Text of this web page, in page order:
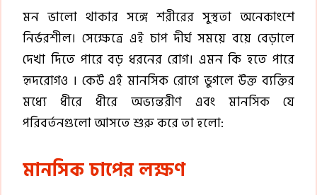
মন ভালো থাকার সঙ্গে শরীরের সুস্থতা অনেকাংশে
নির্ভরশীল। সেক্ষেত্রে এই চাপ দীর্ঘ সময়ে বয়ে বেড়ালে
দেখা দিতে পারে বড় ধরনের রোগ। এমন কি হতে পারে
হৃদরোগও । কেউ এই মানসিক রোগে ভুগলে উক্ত ব্যক্তির
মধ্যে ধীরে ধীরে অভ্যন্তরীণ এবং মানসিক যে
পরিবর্তনগুলো আসতে শুরু করে তা হলো:
মানসিক চাপের লক্ষণ